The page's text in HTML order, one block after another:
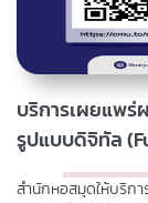
บริการเผยแพร่
รูปแบบดิจิทัล
สำนักหอสมุดให้บริกา